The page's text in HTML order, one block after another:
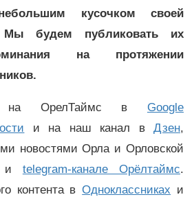
кусочком своей
Мы будем публиковать их
на протяжении
на ОрелТаймс в Google
и на наш канал вДзен,
новостями Орла и Орловской
и telegram-канале Орёлтаймс.
контента вОдноклассниках и